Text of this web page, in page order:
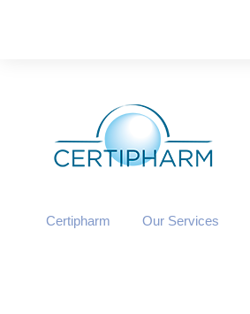
Certipharm Our Services